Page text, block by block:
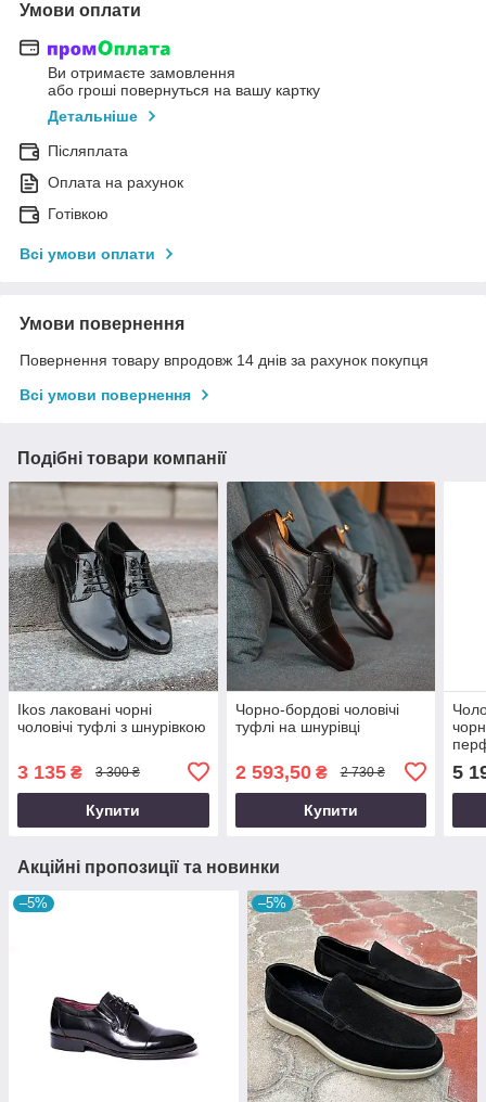
Умови оплати
Ви отримаєте замовлення
або гроші повернуться на вашу картку
Детальніше
Післяплата
Оплата на рахунок
Готівкою
Всі умови оплати
Умови повернення
Повернення товару впродовж 14 днів за рахунок покупця
Всі умови повернення
Подібні товари компанії
Ikos лаковані чорні
чоловічі туфлі з шнурівкою
3 135 ₴ 3 300 ₴
Купити
Чорно-бордові чоловічі
туфлі на шнурівці
2 593,50₴ 2 730 ₴
Купити
5
Акційні пропозиції та новинки
–5% –5%